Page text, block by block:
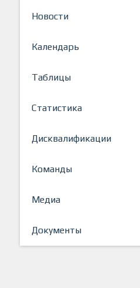
Новости
Календарь
Таблицы
Статистика
Дисквалификации
Команды
Медиа
Документы